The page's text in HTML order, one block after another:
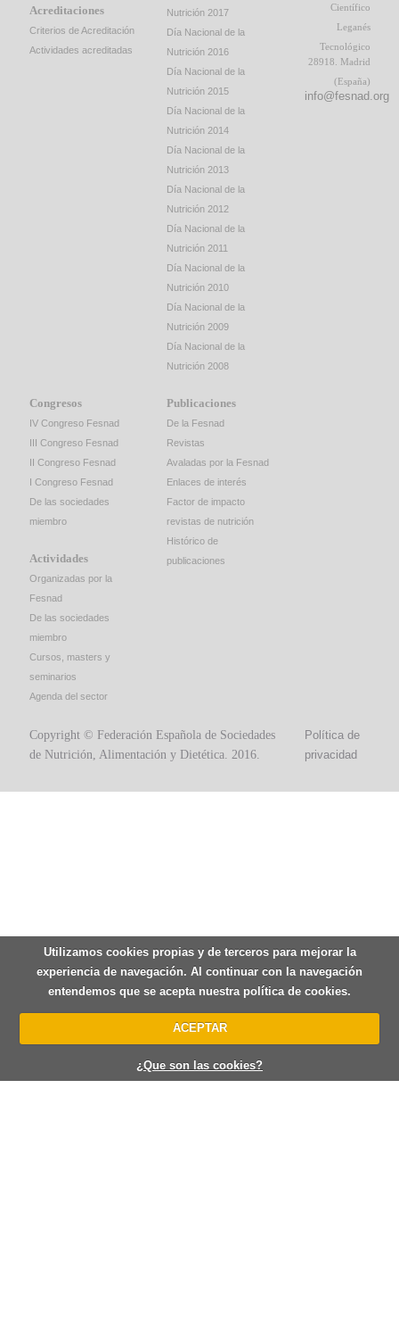
Acreditaciones
Criterios de Acreditación
Actividades acreditadas
Nutrición 2017
Día Nacional de la
Nutrición 2016
Día Nacional de la
Nutrición 2015
Día Nacional de la
Nutrición 2014
Día Nacional de la
Nutrición 2013
Día Nacional de la
Nutrición 2012
Día Nacional de la
Nutrición 2011
Día Nacional de la
Nutrición 2010
Día Nacional de la
Nutrición 2009
Día Nacional de la
Nutrición 2008
Congresos
IV Congreso Fesnad
III Congreso Fesnad
II Congreso Fesnad
I Congreso Fesnad
De las sociedades
miembro
Actividades
Organizadas por la
Fesnad
De las sociedades
miembro
Cursos, masters y
seminarios
Agenda del sector
Publicaciones
De la Fesnad
Revistas
Avaladas por la Fesnad
Enlaces de interés
Factor de impacto
revistas de nutrición
Histórico de
publicaciones
Científico
Leganés
Tecnológico
28918. Madrid
(España)
info@fesnad.org
Copyright © Federación Española de Sociedades
de Nutrición, Alimentación y Dietética. 2016.
Política de
privacidad
Utilizamos cookies propias y de terceros para mejorar la
experiencia de navegación. Al continuar con la navegación
entendemos que se acepta nuestra política de cookies.
ACEPTAR
¿Que son las cookies?